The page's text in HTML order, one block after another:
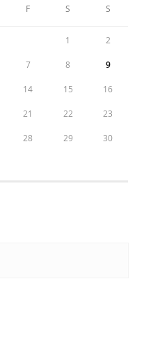
F S S
1 2
7 8 9
14 15 16
21 22 23
28 29 30